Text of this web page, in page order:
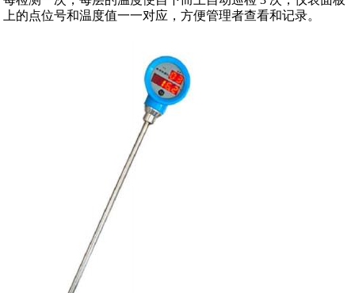
上的点位号和温度值一一对应，方便管理者查看和记录。